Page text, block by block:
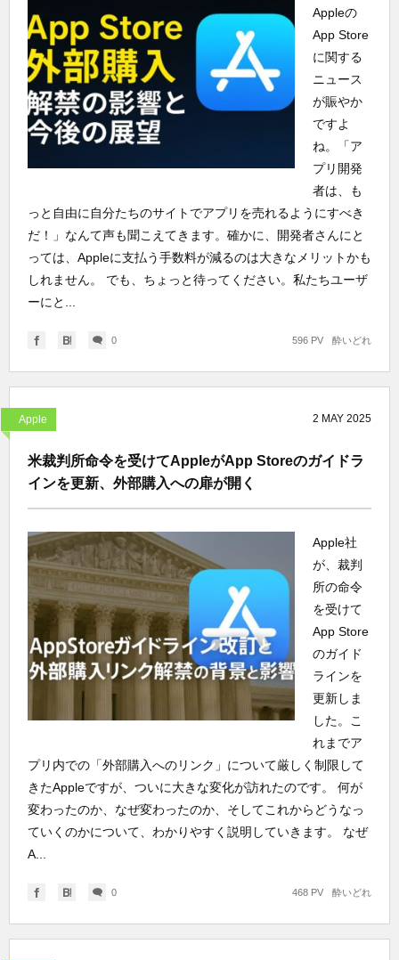
Appleの
App Store
に関する
ニュース
が賑やか
ですよ
ね。「ア
プリ開発
者は、も
っと自由に自分たちのサイトでアプリを売れるようにすべき
だ！」なんて声も聞こえてきます。確かに、開発者さんにと
っては、Appleに支払う手数料が減るのは大きなメリットかも
しれません。 でも、ちょっと待ってください。私たちユーザ
ーにと...
0 酔いどれ
596 PV
Apple 2 MAY 2025
米裁判所命令を受けてAppleがApp Storeのガイドラ
インを更新、外部購入への扉が開く
Apple社
が、裁判
所の命令
を受けて
App Store
のガイド
ラインを
更新しま
した。こ
れまでア
プリ内での「外部購入へのリンク」について厳しく制限して
きたAppleですが、ついに大きな変化が訪れたのです。 何が
変わったのか、なぜ変わったのか、そしてこれからどうなっ
ていくのかについて、わかりやすく説明していきます。 なぜ
A...
0 酔いどれ
468 PV